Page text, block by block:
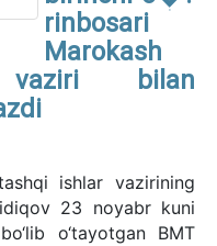
rinbosari
Marokash
bilan
ishlar vazirining
23 noyabr kuni
o‘tayotgan BMT